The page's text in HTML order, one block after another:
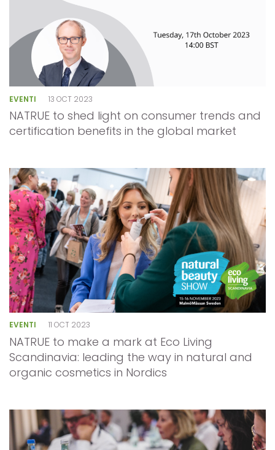
EVENTI 13 OCT 2023
NATRUE to shed light on consumer trends and
certification benefits in the global market
EVENTI 11 OCT 2023
NATRUE to make a mark at Eco Living
Scandinavia: leading the way in natural and
organic cosmetics in Nordics